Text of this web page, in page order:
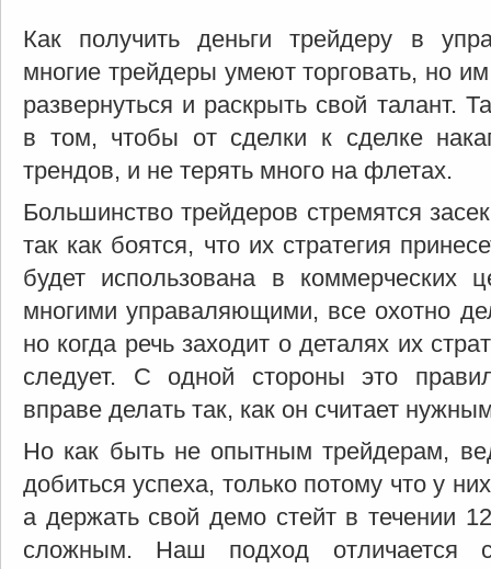
Как получить деньги трейдеру в
многие трейдеры умеют торговать, но
развернуться и раскрыть свой талант.
в том, чтобы от сделки к сделке
трендов, и не терять много на флетах.
Большинство трейдеров стремятся
так как боятся, что их стратегия
будет использована в коммерческих
многими управаляющими, все охотно
но когда речь заходит о деталях их
следует. С одной стороны это
вправе делать так, как он считает
Но как быть не опытным трейдерам,
добиться успеха, только потому что у
а держать свой демо стейт в течении
сложным. Наш подход отличается